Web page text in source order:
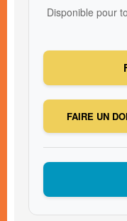
Disponible pour
FAIRE UN